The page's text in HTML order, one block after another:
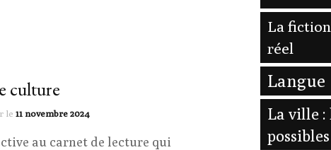
culture
le 11 novembre 2024
au carnet de lecture qui
La
réel
Langue
La ville :
possibles